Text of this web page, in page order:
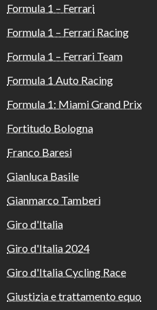
Formula 1 – Ferrari
Formula 1 – Ferrari Racing
Formula 1 – Ferrari Team
Formula 1 Auto Racing
Formula 1: Miami Grand Prix
Fortitudo Bologna
Franco Baresi
Gianluca Basile
Gianmarco Tamberi
Giro d'Italia
Giro d'Italia 2024
Giro d'Italia Cycling Race
Giustizia e trattamento equo